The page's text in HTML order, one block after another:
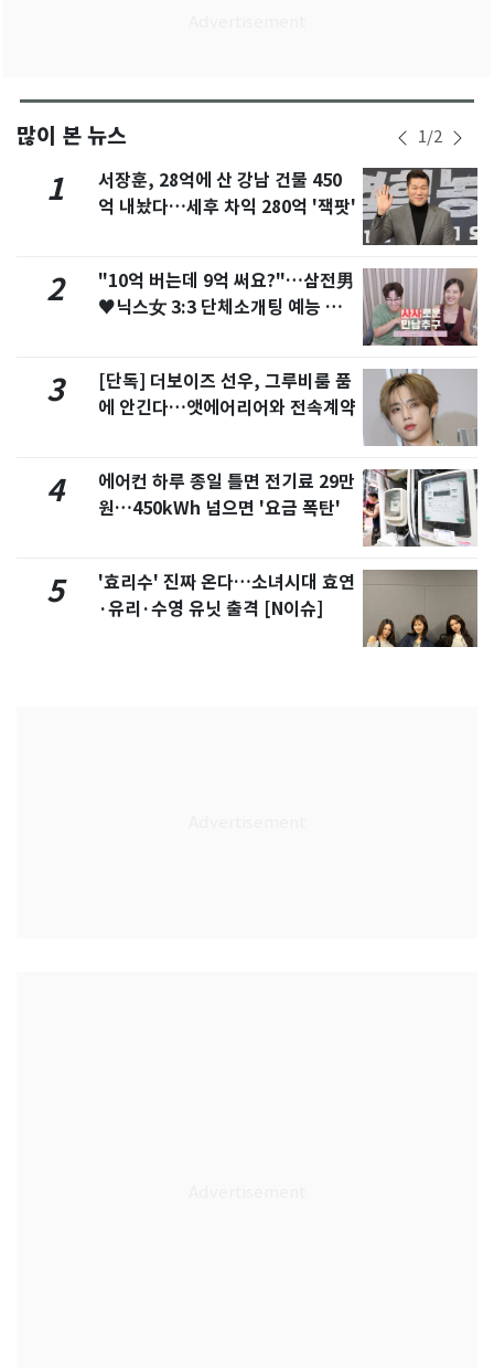
많이 본 뉴스 1/2
1
서장훈, 28억에 산 강남 건물 450
억 내놨다…세후 차익 280억 '잭팟'
2
"10억 버는데 9억 써요?"…삼전男
♥닉스女 3:3 단체소개팅 예능 화
3
[단독] 더보이즈 선우, 그루비룸 품
에 안긴다…앳에어리어와 전속계약
4
에어컨 하루 종일 틀면 전기료 29만
원…450kWh 넘으면 '요금 폭탄'
5
'효리수' 진짜 온다…소녀시대 효연
·유리·수영 유닛 출격 [N이슈]